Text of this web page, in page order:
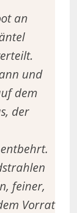
an
und
dem
der
feiner,
Vorrat